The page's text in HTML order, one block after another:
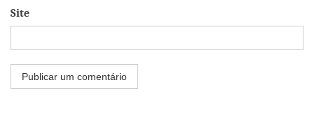
Site